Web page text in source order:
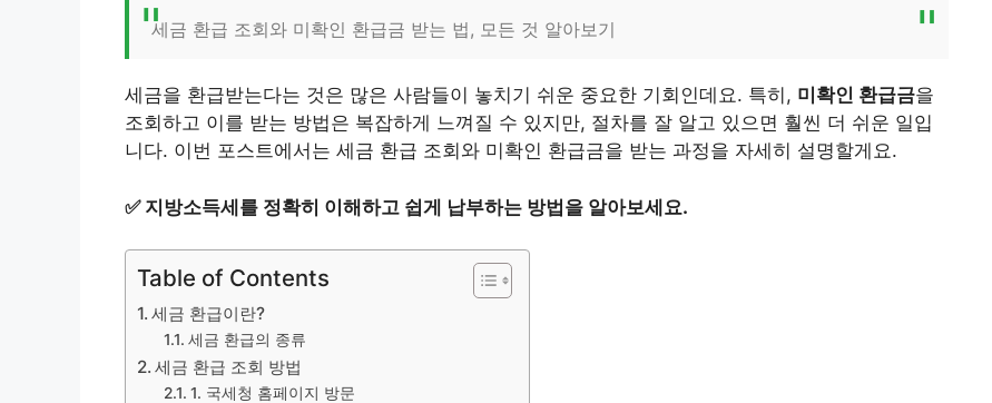
세금 환급 조회와 미확인 환급금 받는 법, 모든 것 알아보기
세금을 환급받는다는 것은 많은 사람들이 놓치기 쉬운 중요한 기회인데요. 특히, 미확인 환급금을
조회하고 이를 받는 방법은 복잡하게 느껴질 수 있지만, 절차를 잘 알고 있으면 훨씬 더 쉬운 일입
니다. 이번 포스트에서는 세금 환급 조회와 미확인 환급금을 받는 과정을 자세히 설명할게요.
✅ 지방소득세를 정확히 이해하고 쉽게 납부하는 방법을 알아보세요.
Table of Contents
세금 환급이란?
세금 환급의 종류
세금 환급 조회 방법
1. 국세청 홈페이지 방문